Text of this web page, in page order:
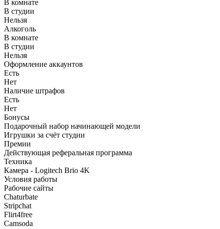
В комнате
В студии
Нельзя
Алкоголь
В комнате
В студии
Нельзя
Оформление аккаунтов
Есть
Нет
Наличие штрафов
Есть
Нет
Бонусы
Подарочный набор начинающей модели
Игрушки за счёт студии
Премии
Действующая реферальная программа
Техника
Камера - Logitech Brio 4K
Условия работы
Рабочие сайты
Chaturbate
Stripchat
Flirt4free
Camsoda